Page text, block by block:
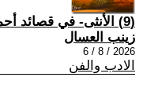
(9) الأنثى- في قصائد أحمد فرح”
زينب العسال
2026 / 8 / 6
الادب والفن